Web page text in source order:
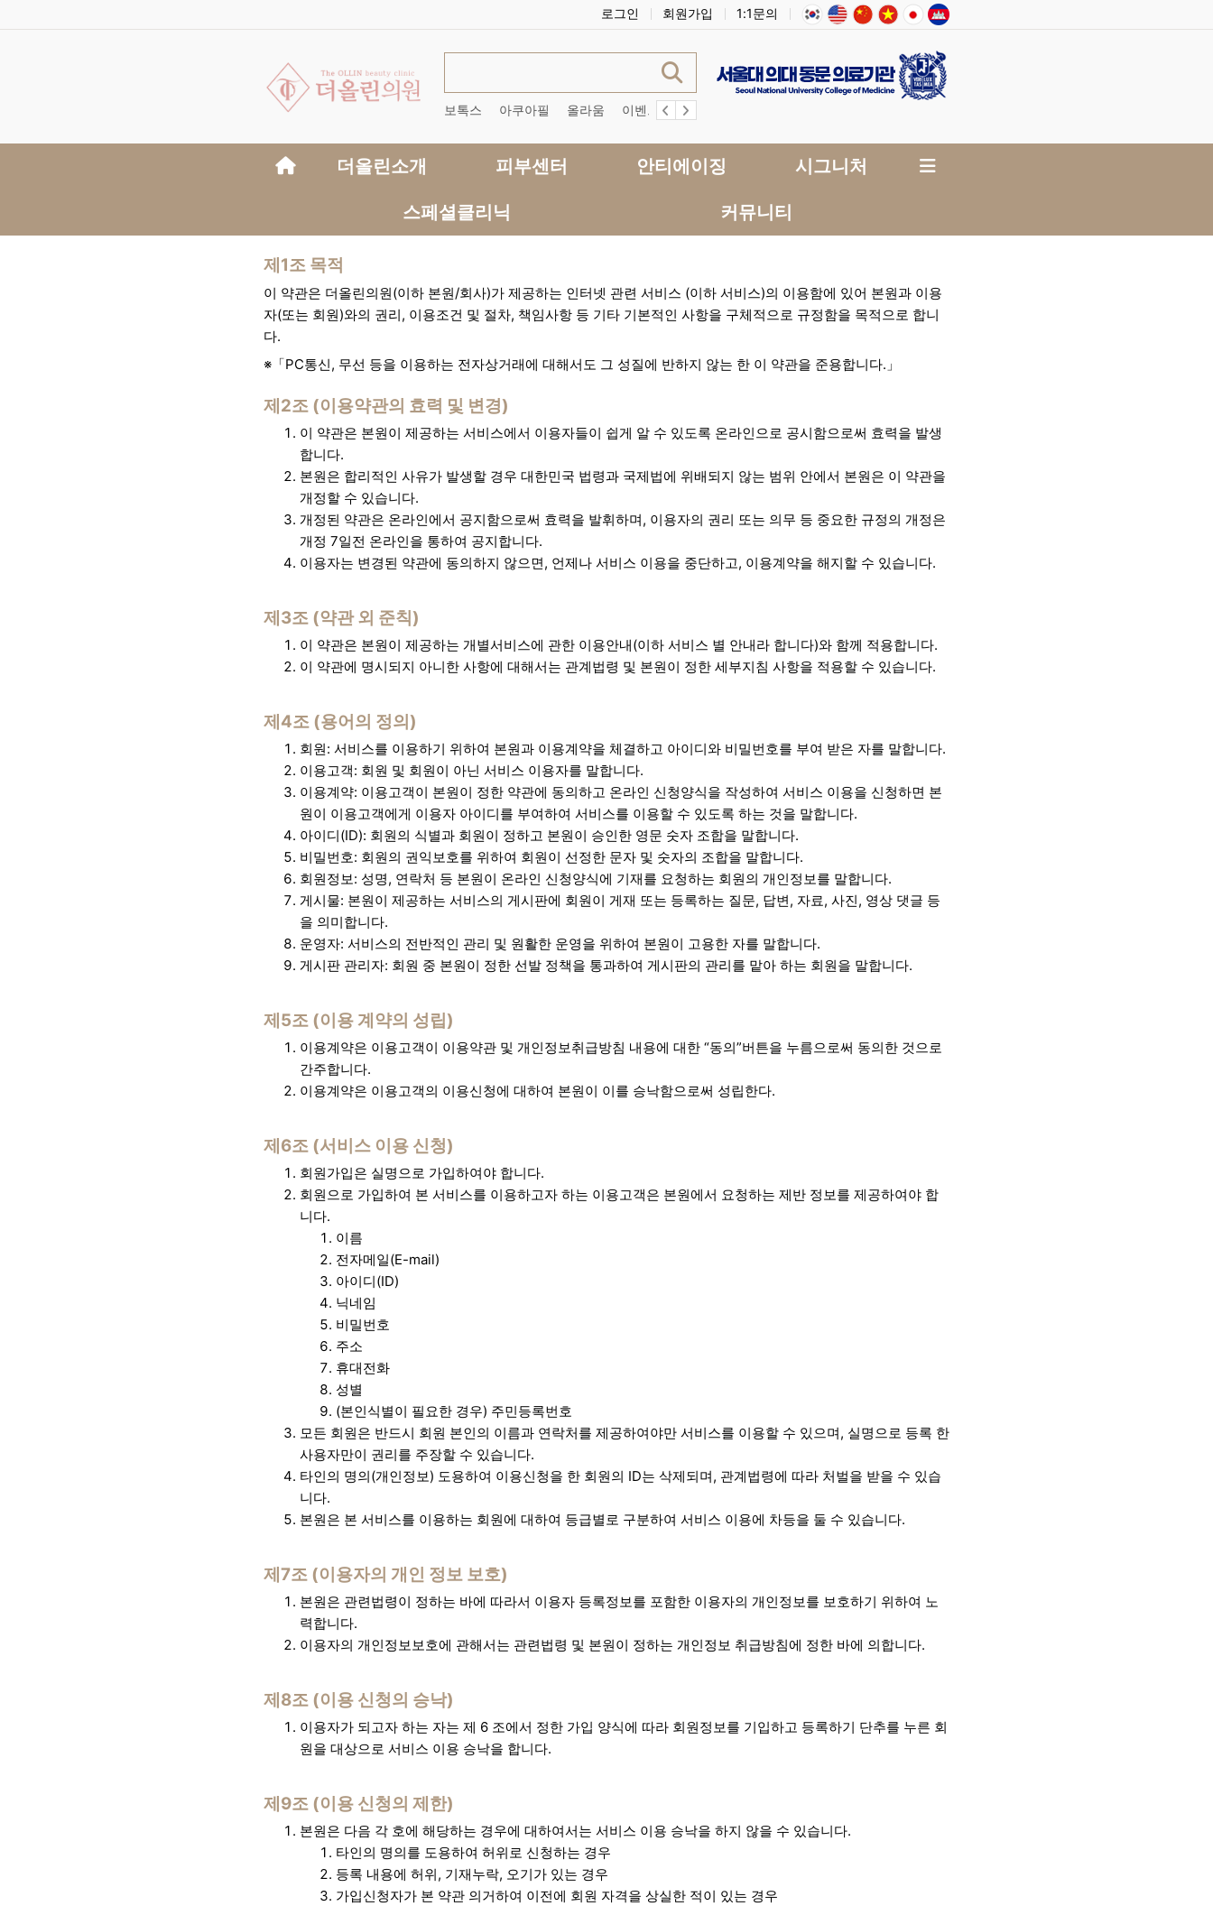
로그인 회원가입 1:1문의
보톡스 아쿠아필 올라움 이벤트 슈링크유니버스
더올린소개 피부센터 안티에이징 시그니처
스페셜클리닉 커뮤니티
사이트 이용약관 안내
제1조 목적
이 약관은 더올린의원(이하 본원/회사)가 제공하는 인터넷 관련 서비스 (이하 서비스)의 이용함에 있어 본원과 이용
자(또는 회원)와의 권리, 이용조건 및 절차, 책임사항 등 기타 기본적인 사항을 구체적으로 규정함을 목적으로 합니
다.
※「PC통신, 무선 등을 이용하는 전자상거래에 대해서도 그 성질에 반하지 않는 한 이 약관을 준용합니다.」
제2조 (이용약관의 효력 및 변경)
이 약관은 본원이 제공하는 서비스에서 이용자들이 쉽게 알 수 있도록 온라인으로 공시함으로써 효력을 발생
합니다.
본원은 합리적인 사유가 발생할 경우 대한민국 법령과 국제법에 위배되지 않는 범위 안에서 본원은 이 약관을
개정할 수 있습니다.
개정된 약관은 온라인에서 공지함으로써 효력을 발휘하며, 이용자의 권리 또는 의무 등 중요한 규정의 개정은
개정 7일전 온라인을 통하여 공지합니다.
이용자는 변경된 약관에 동의하지 않으면, 언제나 서비스 이용을 중단하고, 이용계약을 해지할 수 있습니다.
제3조 (약관 외 준칙)
이 약관은 본원이 제공하는 개별서비스에 관한 이용안내(이하 서비스 별 안내라 합니다)와 함께 적용합니다.
이 약관에 명시되지 아니한 사항에 대해서는 관계법령 및 본원이 정한 세부지침 사항을 적용할 수 있습니다.
제4조 (용어의 정의)
회원: 서비스를 이용하기 위하여 본원과 이용계약을 체결하고 아이디와 비밀번호를 부여 받은 자를 말합니다.
이용고객: 회원 및 회원이 아닌 서비스 이용자를 말합니다.
이용계약: 이용고객이 본원이 정한 약관에 동의하고 온라인 신청양식을 작성하여 서비스 이용을 신청하면 본
원이 이용고객에게 이용자 아이디를 부여하여 서비스를 이용할 수 있도록 하는 것을 말합니다.
아이디(ID): 회원의 식별과 회원이 정하고 본원이 승인한 영문 숫자 조합을 말합니다.
비밀번호: 회원의 권익보호를 위하여 회원이 선정한 문자 및 숫자의 조합을 말합니다.
회원정보: 성명, 연락처 등 본원이 온라인 신청양식에 기재를 요청하는 회원의 개인정보를 말합니다.
게시물: 본원이 제공하는 서비스의 게시판에 회원이 게재 또는 등록하는 질문, 답변, 자료, 사진, 영상 댓글 등
을 의미합니다.
운영자: 서비스의 전반적인 관리 및 원활한 운영을 위하여 본원이 고용한 자를 말합니다.
게시판 관리자: 회원 중 본원이 정한 선발 정책을 통과하여 게시판의 관리를 맡아 하는 회원을 말합니다.
제5조 (이용 계약의 성립)
이용계약은 이용고객이 이용약관 및 개인정보취급방침 내용에 대한 “동의”버튼을 누름으로써 동의한 것으로
간주합니다.
이용계약은 이용고객의 이용신청에 대하여 본원이 이를 승낙함으로써 성립한다.
제6조 (서비스 이용 신청)
회원가입은 실명으로 가입하여야 합니다.
회원으로 가입하여 본 서비스를 이용하고자 하는 이용고객은 본원에서 요청하는 제반 정보를 제공하여야 합
니다.
이름
전자메일(E-mail)
아이디(ID)
닉네임
비밀번호
주소
휴대전화
성별
(본인식별이 필요한 경우) 주민등록번호
모든 회원은 반드시 회원 본인의 이름과 연락처를 제공하여야만 서비스를 이용할 수 있으며, 실명으로 등록 한
사용자만이 권리를 주장할 수 있습니다.
타인의 명의(개인정보) 도용하여 이용신청을 한 회원의 ID는 삭제되며, 관계법령에 따라 처벌을 받을 수 있습
니다.
본원은 본 서비스를 이용하는 회원에 대하여 등급별로 구분하여 서비스 이용에 차등을 둘 수 있습니다.
제7조 (이용자의 개인 정보 보호)
본원은 관련법령이 정하는 바에 따라서 이용자 등록정보를 포함한 이용자의 개인정보를 보호하기 위하여 노
력합니다.
이용자의 개인정보보호에 관해서는 관련법령 및 본원이 정하는 개인정보 취급방침에 정한 바에 의합니다.
제8조 (이용 신청의 승낙)
이용자가 되고자 하는 자는 제 6 조에서 정한 가입 양식에 따라 회원정보를 기입하고 등록하기 단추를 누른 회
원을 대상으로 서비스 이용 승낙을 합니다.
제9조 (이용 신청의 제한)
본원은 다음 각 호에 해당하는 경우에 대하여서는 서비스 이용 승낙을 하지 않을 수 있습니다.
타인의 명의를 도용하여 허위로 신청하는 경우
등록 내용에 허위, 기재누락, 오기가 있는 경우
가입신청자가 본 약관 의거하여 이전에 회원 자격을 상실한 적이 있는 경우